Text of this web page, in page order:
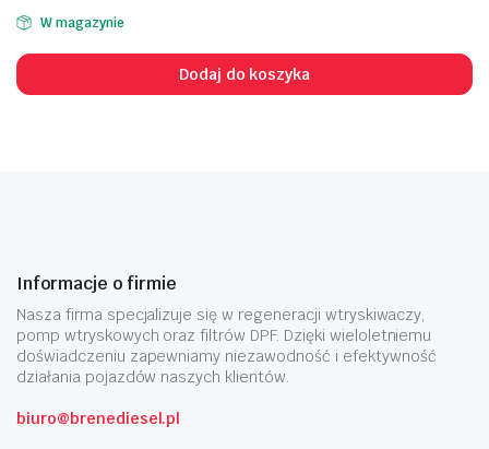
W magazynie
Dodaj do koszyka
Informacje o firmie
Nasza firma specjalizuje się w regeneracji wtryskiwaczy,
pomp wtryskowych oraz filtrów DPF. Dzięki wieloletniemu
doświadczeniu zapewniamy niezawodność i efektywność
działania pojazdów naszych klientów.
biuro@brenediesel.pl